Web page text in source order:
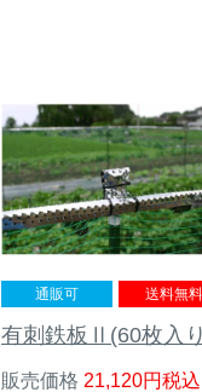
通販可 送料無料
有刺鉄板Ⅱ(60枚入
販売価格 21,120 税込